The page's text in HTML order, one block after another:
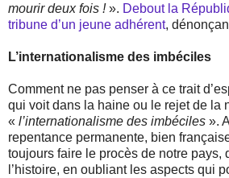
mourir deux fois !». Debout la
tribune d’un jeune adhérent,
L’internationalisme des imbéciles
Comment ne pas penser à ce trait
qui voit dans la haine ou le rejet de la
« l’internationalisme des imbéciles ».
repentance permanente, bien
toujours faire le procès de notre pays,
l’histoire, en oubliant les aspects qui